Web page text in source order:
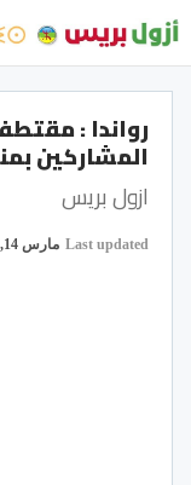
رواندا :
المشاركين
ازول بريس
Last updated مارس 14, 2023